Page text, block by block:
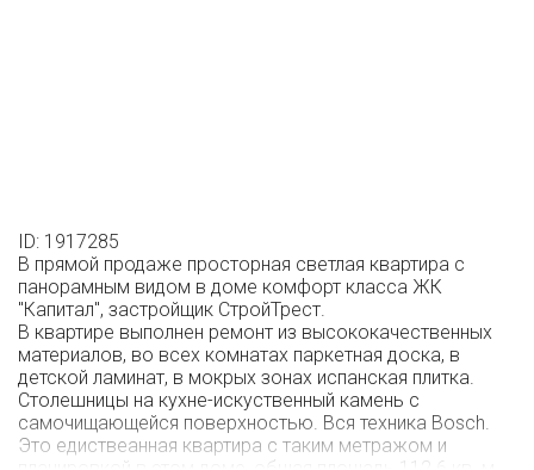
ID: 1917285
В прямой продаже просторная светлая квартира с
панорамным видом в доме комфорт класса ЖК
"Капитал", застройщик СтройТрест.
В квартире выполнен ремонт из высококачественных
материалов, во всех комнатах паркетная доска, в
детской ламинат, в мокрых зонах испанская плитка.
Столешницы на кухне-искуственный камень с
самочищающейся поверхностью. Вся техника Bosch.
Это едиствеанная квартира с таким метражом и